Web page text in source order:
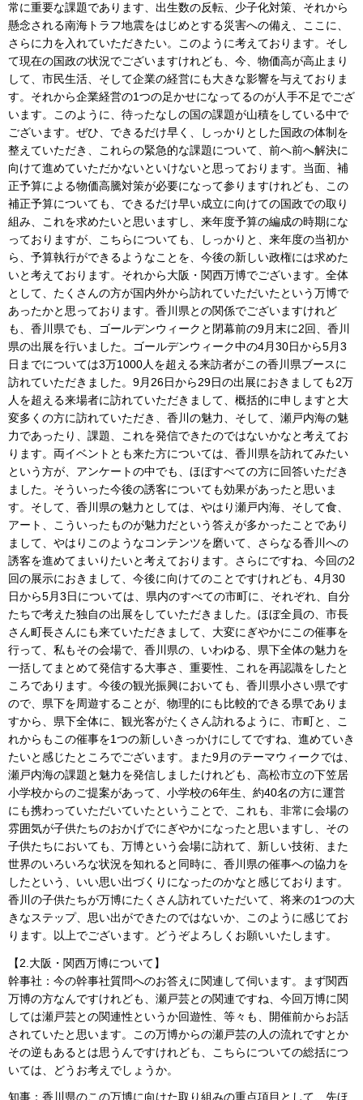
常に重要な課題であります、出生数の反転、少子化対策、それから
懸念される南海トラフ地震をはじめとする災害への備え、ここに、
さらに力を入れていただきたい。このように考えております。そし
て現在の国政の状況でございますけれども、今、物価高が高止まり
して、市民生活、そして企業の経営にも大きな影響を与えておりま
す。それから企業経営の1つの足かせになってるのが人手不足でござ
います。このように、待ったなしの国の課題が山積をしている中で
ございます。ぜひ、できるだけ早く、しっかりとした国政の体制を
整えていただき、これらの緊急的な課題について、前へ前へ解決に
向けて進めていただかないといけないと思っております。当面、補
正予算による物価高騰対策が必要になって参りますけれども、この
補正予算についても、できるだけ早い成立に向けての国政での取り
組み、これを求めたいと思いますし、来年度予算の編成の時期にな
っておりますが、こちらについても、しっかりと、来年度の当初か
ら、予算執行ができるようなことを、今後の新しい政権には求めた
いと考えております。それから大阪・関西万博でございます。全体
として、たくさんの方が国内外から訪れていただいたという万博で
あったかと思っております。香川県との関係でございますけれど
も、香川県でも、ゴールデンウィークと閉幕前の9月末に2回、香川
県の出展を行いました。ゴールデンウィーク中の4月30日から5月3
日までについては3万1000人を超える来訪者がこの香川県ブースに
訪れていただきました。9月26日から29日の出展におきましても2万
人を超える来場者に訪れていただきまして、概括的に申しますと大
変多くの方に訪れていただき、香川の魅力、そして、瀬戸内海の魅
力であったり、課題、これを発信できたのではないかなと考えてお
ります。両イベントとも来た方については、香川県を訪れてみたい
という方が、アンケートの中でも、ほぼすべての方に回答いただき
ました。そういった今後の誘客についても効果があったと思いま
す。そして、香川県の魅力としては、やはり瀬戸内海、そして食、
アート、こういったものが魅力だという答えが多かったことであり
まして、やはりこのようなコンテンツを磨いて、さらなる香川への
誘客を進めてまいりたいと考えております。さらにですね、今回の2
回の展示におきまして、今後に向けてのことですけれども、4月30
日から5月3日については、県内のすべての市町に、それぞれ、自分
たちで考えた独自の出展をしていただきました。ほぼ全員の、市長
さん町長さんにも来ていただきまして、大変にぎやかにこの催事を
行って、私もその会場で、香川県の、いわゆる、県下全体の魅力を
一括してまとめて発信する大事さ、重要性、これを再認識をしたと
ころであります。今後の観光振興においても、香川県小さい県です
ので、県下を周遊することが、物理的にも比較的できる県でありま
すから、県下全体に、観光客がたくさん訪れるように、市町と、こ
れからもこの催事を1つの新しいきっかけにしてですね、進めていき
たいと感じたところでございます。また9月のテーマウィークでは、
瀬戸内海の課題と魅力を発信しましたけれども、高松市立の下笠居
小学校からのご提案があって、小学校の6年生、約40名の方に運営
にも携わっていただいていたということで、これも、非常に会場の
雰囲気が子供たちのおかげでにぎやかになったと思いますし、その
子供たちにおいても、万博という会場に訪れて、新しい技術、また
世界のいろいろな状況を知れると同時に、香川県の催事への協力を
したという、いい思い出づくりになったのかなと感じております。
香川の子供たちが万博にたくさん訪れていただいて、将来の1つの大
きなステップ、思い出ができたのではないか、このように感じてお
ります。以上でございます。どうぞよろしくお願いいたします。
【2.大阪・関西万博について】
幹事社：今の幹事社質問へのお答えに関連して伺います。まず関西
万博の方なんですけれども、瀬戸芸との関連ですね、今回万博に関
しては瀬戸芸との関連性というか回遊性、等々も、開催前からお話
されていたと思います。この万博からの瀬戸芸の人の流れですとか
その逆もあるとは思うんですけれども、こちらについての総括につ
いては、どうお考えでしょうか。
知事：香川県のこの万博に向けた取り組みの重点項目として、先ほ